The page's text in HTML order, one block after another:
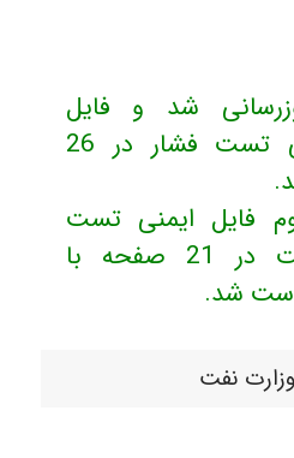
شد و فایل
پاورپوینت ایمنی تست فشار در 26
فایل ایمنی تست
فشار وزارت نفت در 21 صفحه با
شد.
نفت